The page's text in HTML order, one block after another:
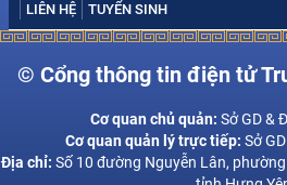
LIÊN HỆ TUYỂN SINH
© Cổng thông tin điện tử
Cơ quan chủ quản: Sở GD &
Cơ quan quản lý trực tiếp: Sở
Địa chỉ: Số 10 đường Nguyễn Lân,